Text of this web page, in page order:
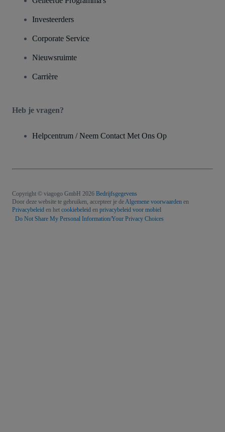
Investeerders
Corporate Service
Nieuwsruimte
Carrière
Heb je vragen?
Helpcentrum / Neem Contact Met Ons Op
Copyright © viagogo GmbH 2026 Bedrijfsgegevens
Door deze website te gebruiken, accepteer je deAlgemene voorwaarden en
Privacybeleid en het cookiebeleid en privacybeleid voor mobiel
Do Not Share My Personal Information/Your Privacy Choices